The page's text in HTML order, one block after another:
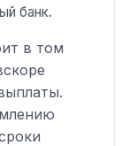
банк.
в том